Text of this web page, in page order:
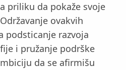
priliku da pokaže svoje
ovakvih
podsticanje razvoja
i pružanje podrške
da se afirmišu